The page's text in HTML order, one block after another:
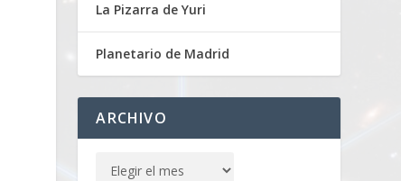
La Pizarra de Yuri
Planetario de Madrid
ARCHIVO